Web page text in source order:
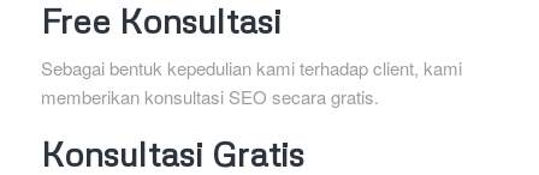
Free Konsultasi
Sebagai bentuk kepedulian kami terhadap client, kami
memberikan konsultasi SEO secara gratis.
Konsultasi Gratis